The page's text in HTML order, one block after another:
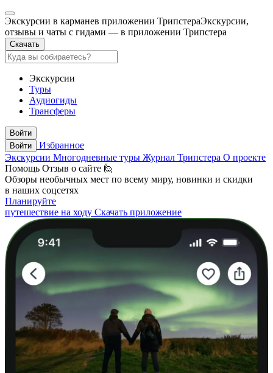
Экскурсии в карманев приложении ТрипстераЭкскурсии,
отзывы и чаты с гидами — в приложении Трипстера
Скачать
Экскурсии
Туры
Аудиогиды
Трансферы
Войти
Войти
Избранное
Экскурсии Многодневные туры Журнал Трипстера О проекте
Помощь Отзыв о сайте 🙋
Обзоры необычных мест по всему миру, новинки и скидки
в наших соцсетях
Планируйте
путешествие на ходу Скачать приложение